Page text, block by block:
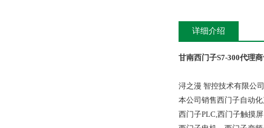
详细介绍
甘南西门子S7-300代理
浔之漫 智控技术有限公
本公司销售西门子自动
西门子PLC,西门子触摸